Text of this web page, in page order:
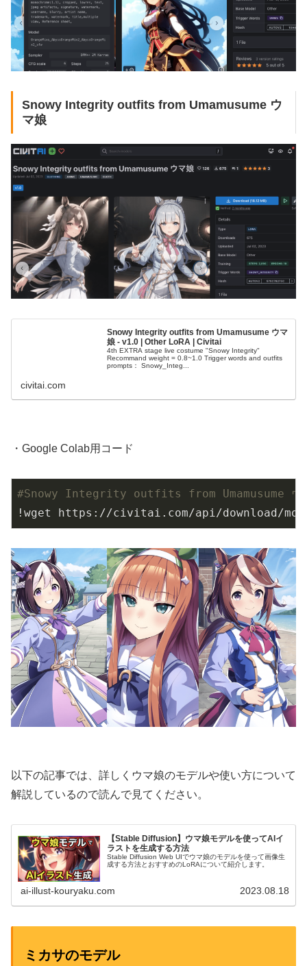
Snowy Integrity outfits from Umamusume ウ
マ娘
Snowy Integrity outfits from Umamusume ウマ
娘 - v1.0 | Other LoRA | Civitai
4th EXTRA stage live costume "Snowy Integrity"
Recommand weight = 0.8~1.0 Trigger words and outfits
prompts： Snowy_Integ...
civitai.com
・Google Colab用コード
#Snowy Integrity outfits from Umamusume ウ
!wget https://civitai.com/api/download/
以下の記事では、詳しくウマ娘のモデルや使い方について
解説しているので読んで見てください。
【Stable Diffusion】ウマ娘モデルを使ってAIイ
ラストを生成する方法
Stable Diffusion Web UIでウマ娘のモデルを使って画像生
成する方法とおすすめのLoRAについて紹介します。
ai-illust-kouryaku.com 2023.08.18
ミカサのモデル